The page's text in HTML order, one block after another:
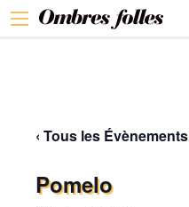
‹ Tous les Évènements
Pomelo